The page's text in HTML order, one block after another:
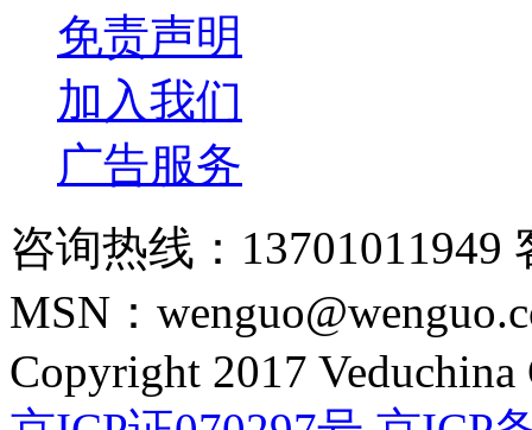
免责声明
加入我们
广告服务
咨询热线：13701011949
MSN：
Copyright 2017